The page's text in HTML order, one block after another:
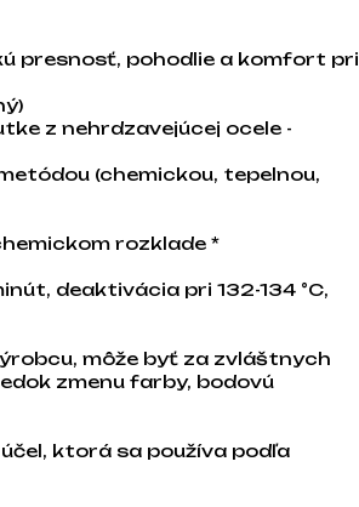
presnosť, pohodlie a komfort pri
z nehrdzavejúcej ocele -
(chemickou, tepelnou,
rozklade *
deaktivácia pri 132-134 °C,
môže byť za zvláštnych
zmenu farby, bodovú
ktorá sa používa podľa